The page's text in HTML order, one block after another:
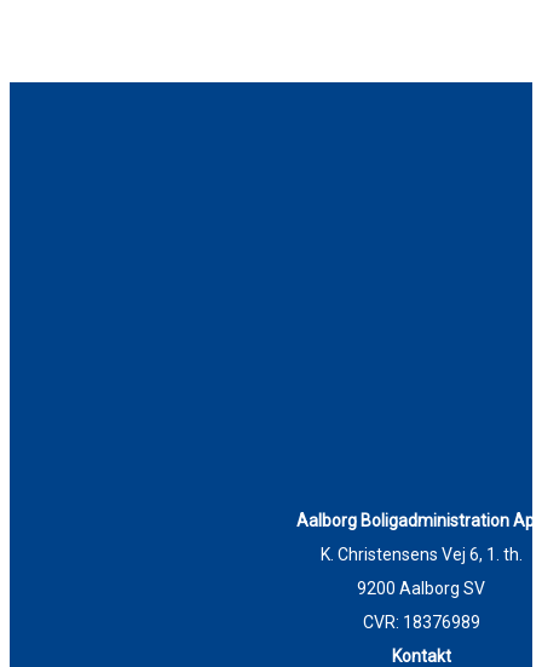
Aalborg Boligadministration
K. Christensens Vej 6, 1. th.
9200 Aalborg SV
CVR: 18376989
Kontakt